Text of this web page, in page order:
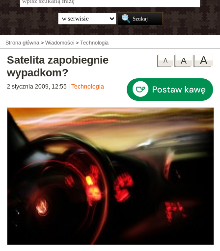
Strona główna > Wiadomości > Technologia
A
A
A
Satelita zapobiegnie
wypadkom?
2 stycznia 2009, 12:55 Technologia